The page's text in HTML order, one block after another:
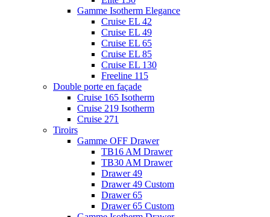
Gamme Isotherm Elegance
Cruise EL 42
Cruise EL 49
Cruise EL 65
Cruise EL 85
Cruise EL 130
Freeline 115
Double porte en façade
Cruise 165 Isotherm
Cruise 219 Isotherm
Cruise 271
Tiroirs
Gamme OFF Drawer
TB16 AM Drawer
TB30 AM Drawer
Drawer 49
Drawer 49 Custom
Drawer 65
Drawer 65 Custom